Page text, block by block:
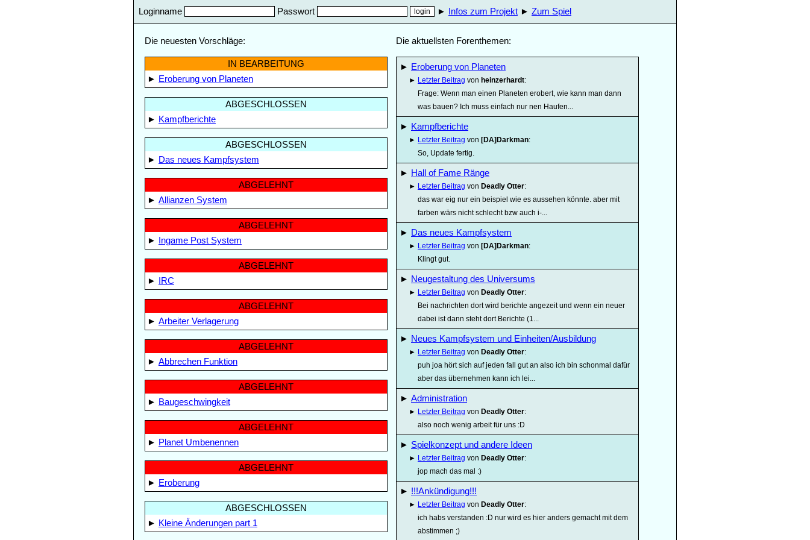
Loginname Passwort ► Infos zum Projekt ► Zum Spiel
Die neuesten Vorschläge:
IN BEARBEITUNG
► Eroberung von Planeten
ABGESCHLOSSEN
► Kampfberichte
ABGESCHLOSSEN
► Das neues Kampfsystem
ABGELEHNT
► Allianzen System
ABGELEHNT
►
Ingame Post System
ABGELEHNT
►
IRC
ABGELEHNT
► Arbeiter Verlagerung
ABGELEHNT
► Abbrechen Funktion
ABGELEHNT
► Baugeschwingkeit
ABGELEHNT
► Planet Umbenennen
ABGELEHNT
► Eroberung
ABGESCHLOSSEN
► Kleine Änderungen part 1
Die aktuellsten Forenthemen:
► Eroberung von Planeten
► Letzter Beitrag von heinzerhardt:
Frage: Wenn man einen Planeten erobert, wie kann man dann
was bauen? Ich muss einfach nur nen Haufen...
► Kampfberichte
► Letzter Beitrag von [DA]Darkman:
So, Update fertig.
► Hall of Fame Ränge
► Letzter Beitrag von Deadly Otter:
das war eig nur ein beispiel wie es aussehen könnte. aber mit
farben wärs nicht schlecht bzw auch i-...
► Das neues Kampfsystem
► Letzter Beitrag von [DA]Darkman:
Klingt gut.
► Neugestaltung des Universums
► Letzter Beitrag von Deadly Otter:
Bei nachrichten dort wird berichte angezeit und wenn ein neuer
dabei ist dann steht dort Berichte (1...
► Neues Kampfsystem und Einheiten/Ausbildung
► Letzter Beitrag von Deadly Otter:
puh joa hört sich auf jeden fall gut an also ich bin schonmal dafür
aber das übernehmen kann ich lei...
► Administration
► Letzter Beitrag von Deadly Otter:
also noch wenig arbeit für uns :D
► Spielkonzept und andere Ideen
► Letzter Beitrag von Deadly Otter:
jop mach das mal :)
► !!!Ankündigung!!!
► Letzter Beitrag von Deadly Otter:
ich habs verstanden :D nur wird es hier anders gemacht mit dem
abstimmen ;)